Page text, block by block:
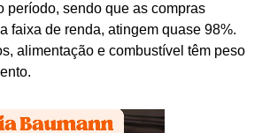
período, sendo que as compras
faixa de renda, atingem quase 98%.
alimentação e combustível têm peso